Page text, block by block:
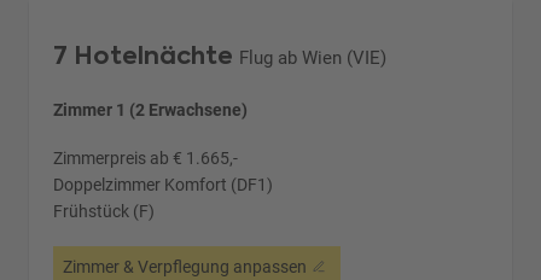
7 Hotelnächte Flug ab Wien (VIE)
Zimmer 1 (2 Erwachsene)
Zimmerpreis ab € 1.665,-
Doppelzimmer Komfort (DF1)
Frühstück (F)
Zimmer & Verpflegung anpassen